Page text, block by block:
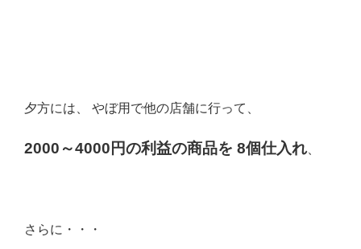
夕方には、 やぼ用で他の店舗に行って、
2000～4000円の利益の商品を 8個仕入れ
さらに・・・